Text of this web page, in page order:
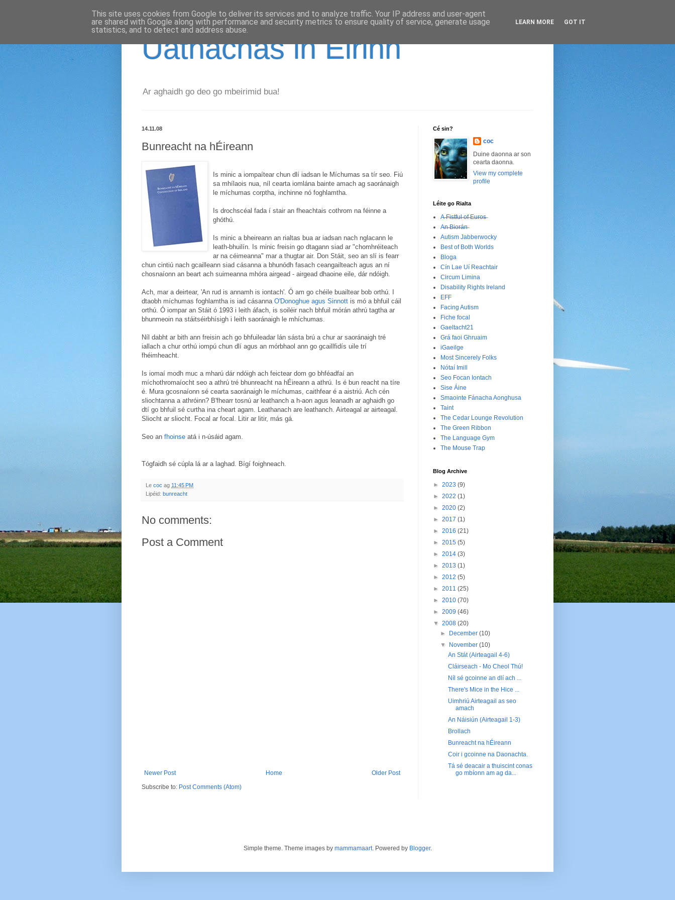
Uathachas in Éirinn
Ar aghaidh go deo go mbeirimid bua!
14.11.08
Bunreacht na hÉireann
Is minic a iompaítear chun dlí iadsan le Míchumas sa tír seo. Fiú
sa mhílaois nua, níl cearta iomlána bainte amach ag saoránaigh
le míchumas corptha, inchinne nó foghlamtha.
Is drochscéal fada í stair an fheachtais cothrom na féinne a
ghóthú.
Is minic a bheireann an rialtas bua ar iadsan nach nglacann le
leath-bhuilín. Is minic freisin go dtagann siad ar "chomhréiteach
ar na céimeanna" mar a thugtar air. Don Stáit, seo an slí is fearr
chun cintiú nach gcailleann siad cásanna a bhunódh fasach ceangailteach agus an ní
chosnaíonn an beart ach suimeanna mhóra airgead - airgead dhaoine eile, dár ndóigh.
Ach, mar a deirtear, 'An rud is annamh is iontach'. Ó am go chéile buailtear bob orthú. I
dtaobh míchumas foghlamtha is iad cásanna O'Donoghue agus Sinnott is mó a bhfuil cáil
orthú. Ó iompar an Stáit ó 1993 i leith áfach, is soiléir nach bhfuil mórán athrú tagtha ar
bhunmeoin na stáitséirbhísigh i leith saoránaigh le mhíchumas.
Níl dabht ar bith ann freisin ach go bhfuileadar lán sásta brú a chur ar saoránaigh tré
iallach a chur orthú iompú chun dlí agus an mórbhaol ann go gcaillfidís uile trí
fhéimheacht.
Is iomaí modh muc a mharú dár ndóigh ach feictear dom go bhféadfaí an
míchothromaíocht seo a athrú tré bhunreacht na hÉireann a athrú. Is é bun reacht na tíre
é. Mura gcosnaíonn sé cearta saoránaigh le míchumas, caithfear é a aistriú. Ach cén
sliochtanna a athróinn? B'fhearr tosnú ar leathanch a h-aon agus leanadh ar aghaidh go
dtí go bhfuil sé curtha ina cheart agam. Leathanach are leathanch. Airteagal ar airteagal.
Sliocht ar sliocht. Focal ar focal. Litir ar litir, más gá.
Seo an fhoinse atá i n-úsáid agam.
Tógfaidh sé cúpla lá ar a laghad. Bígí foighneach.
Le coc ag 11:45 PM
Lipéid: bunreacht
No comments:
Post a Comment
Newer Post Older Post
Home
Subscribe to: Post Comments (Atom)
Cé sin?
coc
Duine daonna ar son
cearta daonna.
View my complete
profile
Léite go Rialta
A̶ ̶F̶i̶s̶t̶f̶u̶l̶ ̶o̶f̶ ̶E̶u̶r̶o̶s̶
A̶n̶ ̶B̶i̶o̶r̶á̶n̶
Autism Jabberwocky
Best of Both Worlds
Bloga
Cín Lae Uí Reachtair
Circum Limina
Disability Rights Ireland
EFF
Facing Autism
Fiche focal
Gaeltacht21
Grá faoi Ghruaim
iGaeilge
Most Sincerely Folks
Nótaí Imill
Seo Focan Iontach
Sise Áine
Smaointe Fánacha Aonghusa
Taint
The Cedar Lounge Revolution
The Green Ribbon
The Language Gym
The Mouse Trap
Blog Archive
► 2023 (9)
► 2022 (1)
► 2020 (2)
► 2017 (1)
► 2016 (21)
► 2015 (5)
► 2014 (3)
► 2013 (1)
► 2012 (5)
► 2011 (25)
► 2010 (70)
► 2009 (46)
▼ 2008 (20)
►
December(10)
▼
November(10)
An Stát (Airteagail 4-6)
Cláirseach - Mo Cheol Thú!
Níl sé gcoinne an dlí ach ...
There's Mice in the Hice ...
Uimhriú Airteagail as seo
amach
An Náisiún (Airteagail 1-3)
Brollach
Bunreacht na hÉireann
Coir i gcoinne na Daonachta.
Tá sé deacair a thuiscint conas
go mbíonn am ag da...
Simple theme. Theme images by mammamaart. Powered by Blogger.
This site uses cookies from Google to deliver its services and to analyze traffic. Your IP address and user-agent
are shared with Google along with performance and security metrics to ensure quality of service, generate usage
statistics, and to detect and address abuse.
LEARN MORE GOT IT